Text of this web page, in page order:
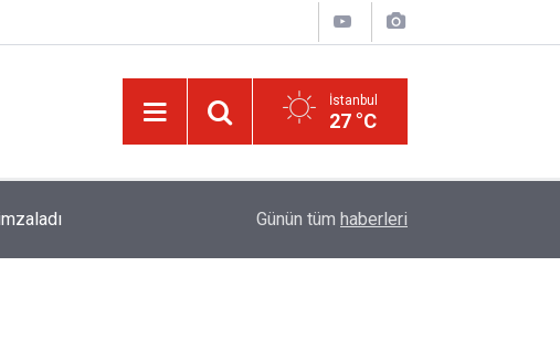
İstanbul
27 °C
Meta'ya çocuk güvenliği davasında rekor
Günün tüm haberleri